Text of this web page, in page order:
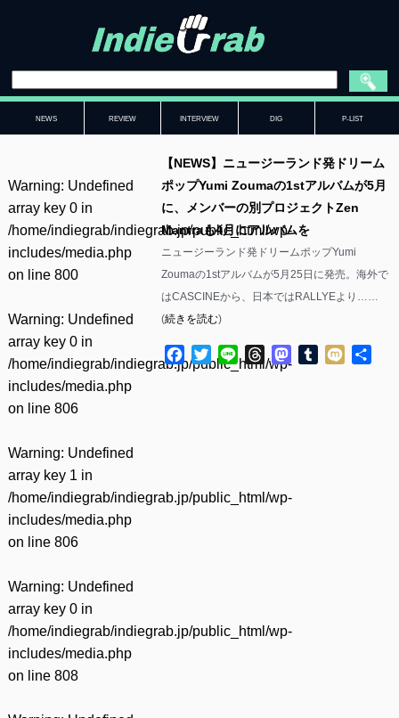
NEWS REVIEW INTERVIEW DIG P-LIST
Warning: Undefined
array key 0 in
/home/indiegrab/indiegrab.jp/public_html/wp-
includes/media.php
on line 800
Warning: Undefined
array key 0 in
/home/indiegrab/indiegrab.jp/public_html/wp-
includes/media.php
on line 806
Warning: Undefined
array key 1 in
/home/indiegrab/indiegrab.jp/public_html/wp-
includes/media.php
on line 806
Warning: Undefined
array key 0 in
/home/indiegrab/indiegrab.jp/public_html/wp-
includes/media.php
on line 808
【NEWS】ニュージーランド発ドリーム
ポップYumi Zoumaの1stアルバムが5月
に、メンバーの別プロジェクトZen
Mantraも4月にアルバムを
ニュージーランド発ドリームポップYumi
Zoumaの1stアルバムが5月25日に発売。海外で
はCASCINEから、日本ではRALLYEより……
(続きを読む)
Facebook
TwitterLine ThreadsMastodon
Tumblr
Mixi